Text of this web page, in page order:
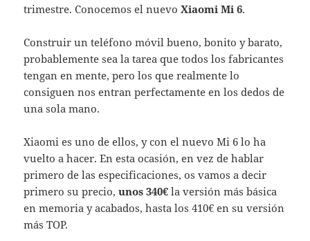
trimestre. Conocemos el nuevoXiaomi Mi 6.
Construir un teléfono móvil bueno, bonito y barato,
probablemente sea la tarea que todos los fabricantes
tengan en mente, pero los que realmente lo
consiguen nos entran perfectamente en los dedos de
una sola mano.
Xiaomi es uno de ellos, y con el nuevo Mi 6 lo ha
vuelto a hacer. En esta ocasión, en vez de hablar
primero de las especificaciones, os vamos a decir
primero su precio,unos 340€ la versión más básica
en memoria y acabados, hasta los 410€ en su versión
más TOP.